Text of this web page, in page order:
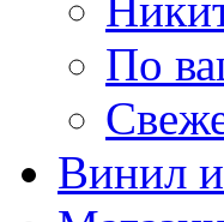
По
Винил